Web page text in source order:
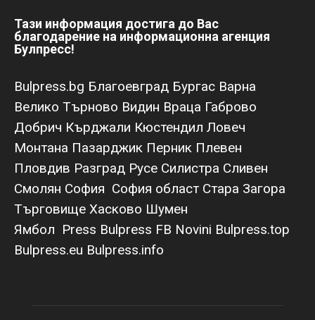
Тази информация достига до Вас
благодарение на информационна агенция
Булпресс!
Bulpress.bg Благоевград Бургас Варна
Велико Търново Видин Враца Габрово
Добрич Кърджали Кюстендил Ловеч
Монтана Пазарджик Перник Плевен
Пловдив Разград Русе Силистра Сливен
Смолян София София област Стара Загора
Търговище Хасково Шумен
Ямбол Press Bulpress FB Novini Bulpress.top
Bulpress.eu Bulpress.info